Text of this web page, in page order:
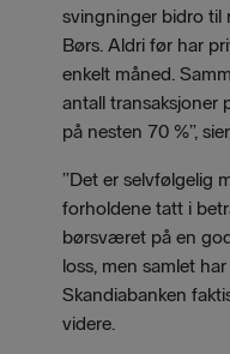
svingninger bidro til
Børs. Aldri før har
enkelt måned.
antall transaksjoner
på nesten 70 %”,
”Det er selvfølgelig
forholdene tatt i
børsværet på en
loss, men samlet
Skandiabanken
videre.